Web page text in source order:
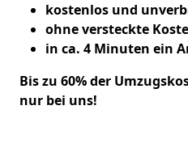
kostenlos und
ohne versteckte
in ca. 4 Minuten ein
Bis zu 60% der
nur bei uns!